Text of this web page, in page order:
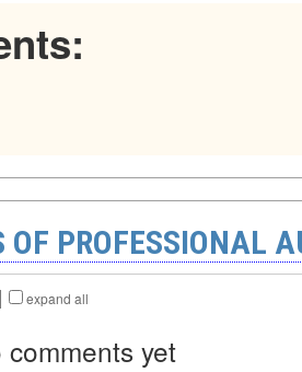
OF PROFESSIONAL
expand all
yet